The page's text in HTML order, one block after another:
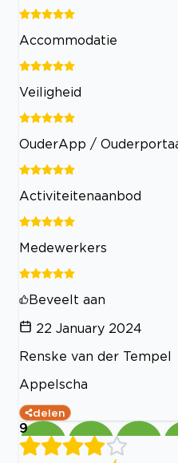
Accommodatie
Veiligheid
OuderApp /
Activiteitenaanbod
Medewerkers
Beveelt aan
22 January 2024
Renske van der Tempel
Appelscha
delen
9